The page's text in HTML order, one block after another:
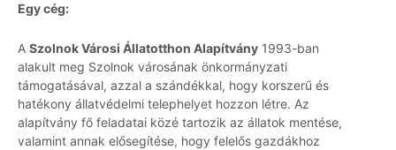
Egy cég:
A Szolnok Városi Állatotthon Alapítvány 1993-ban
alakult meg Szolnok városának önkormányzati
támogatásával, azzal a szándékkal, hogy korszerű és
hatékony állatvédelmi telephelyet hozzon létre. Az
alapítvány fő feladatai közé tartozik az állatok mentése,
valamint annak elősegítése, hogy felelős gazdákhoz